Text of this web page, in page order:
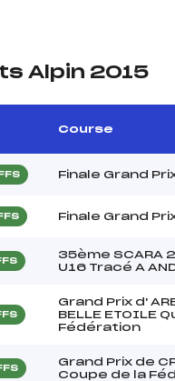
Alpin 2015
Course
Finale Grand
Finale Grand
35ème SCARA
U16 Tracé A
Grand Prix d'
BELLE ETOILE
Fédération
Grand Prix de
Coupe de la